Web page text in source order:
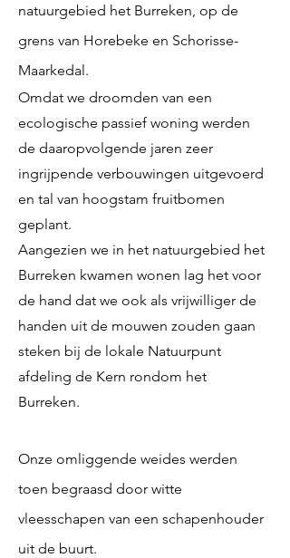
natuurgebied het Burreken, op de
grens van Horebeke en Schorisse-
Maarkedal.
Omdat we droomden van een
ecologische passief woning werden
de daaropvolgende jaren zeer
ingrijpende verbouwingen uitgevoerd
en tal van hoogstam fruitbomen
geplant.
Aangezien we in het natuurgebied het
Burreken kwamen wonen lag het voor
de hand dat we ook als vrijwilliger de
handen uit de mouwen zouden gaan
steken bij de lokale Natuurpunt
afdeling de Kern rondom het
Burreken.
Onze omliggende weides werden
toen begraasd door witte
vleesschapen van een schapenhouder
uit de buurt.